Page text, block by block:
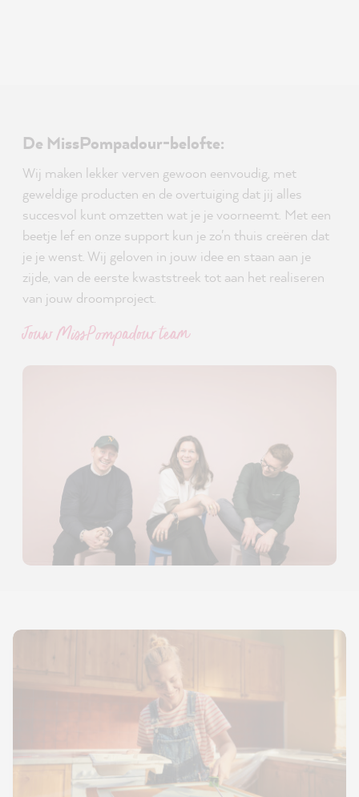
De MissPompadour-belofte:
Wij maken lekker verven gewoon eenvoudig, met
geweldige producten en de overtuiging dat jij alles
succesvol kunt omzetten wat je je voorneemt. Met een
beetje lef en onze support kun je zo'n thuis creëren dat
je je wenst. Wij geloven in jouw idee en staan aan je
zijde, van de eerste kwaststreek tot aan het realiseren
van jouw droomproject.
Jouw MissPompadour team